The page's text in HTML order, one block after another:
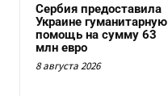
Сербия предоставила
Украине гуманитарную
помощь на сумму 63
млн евро
8 августа 2026